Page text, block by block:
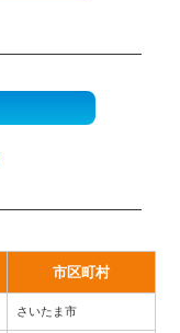
市区町村
さいたま市